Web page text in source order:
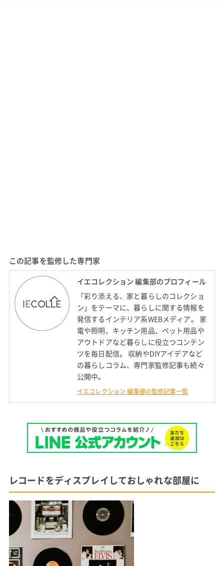
この記事を監修した専門家
イエコレクション 編集部のプロフィール
「彩り添える、家と暮らしのコレクショ
ン」をテーマに、暮らしに関する情報を
発信するインテリア系WEBメディア。 家
電や照明、キッチン用品、ペット用品や
アウトドアなど暮らしに役立つコンテン
ツを毎日配信。 収納やDIYアイデアなど
の暮らしコラム、専門家監修記事も続々
公開中。
イエコレクション 編集部の監修記事一覧
レコードをディスプレイしておしゃれな部屋に